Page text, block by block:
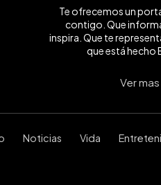
Te ofrecemos un
contigo. Que
inspira. Que te
que está hecho
Ver
Noticias Vida